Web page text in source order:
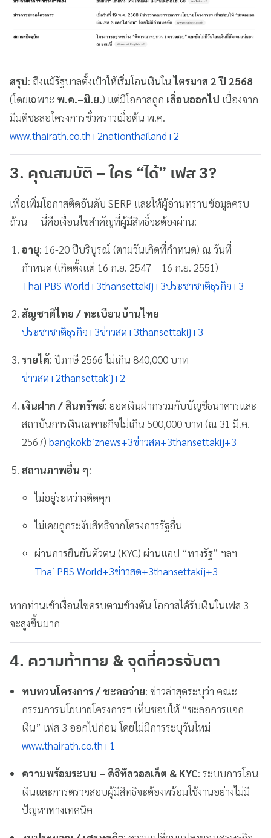
สรุป: ถึงแม้รัฐบาลตั้งเป้าให้เริ่มโอนเงินในไตรมาส 2 ปี 2568
(โดยเฉพาะ พ.ค.–มิ.ย.) แต่มีโอกาสถูก เลื่อนออกไป เนื่องจาก
มีมติชะลอโครงการชั่วคราวเมื่อต้น พ.ค.
www.thairath.co.th+2nationthailand+2
3. คุณสมบัติ – ใคร “ได้” เฟส 3?
เพื่อเพิ่มโอกาสติดอันดับ SERP และให้ผู้อ่านทราบข้อมูลครบ
ถ้วน — นี่คือเงื่อนไขสำคัญที่ผู้มีสิทธิ์จะต้องผ่าน:
อายุ: 16-20 ปีบริบูรณ์ (ตามวันเกิดที่กำหนด) ณ วันที่
กำหนด (เกิดตั้งแต่ 16 ก.ย. 2547 – 16 ก.ย. 2551)
Thai PBS World+3thansettakij+3ประชาชาติธุรกิจ+3
สัญชาติไทย / ทะเบียนบ้านไทย
ประชาชาติธุรกิจ+3ข่าวสด+3thansettakij+3
รายได้: ปีภาษี 2566 ไม่เกิน 840,000 บาท
ข่าวสด+2thansettakij+2
เงินฝาก / สินทรัพย์: ยอดเงินฝากรวมกับบัญชีธนาคารและ
สถาบันการเงินเฉพาะกิจไม่เกิน 500,000 บาท (ณ 31 มี.ค.
2567)bangkokbiznews+3ข่าวสด+3thansettakij+3
สถานภาพอื่น ๆ:
ไม่อยู่ระหว่างติดคุก
ไม่เคยถูกระงับสิทธิจากโครงการรัฐอื่น
ผ่านการยืนยันตัวตน (KYC) ผ่านแอป “ทางรัฐ” ฯลฯ
Thai PBS World+3ข่าวสด+3thansettakij+3
หากท่านเข้าเงื่อนไขครบตามข้างต้น โอกาสได้รับเงินในเฟส 3
จะสูงขึ้นมาก
4. ความท้าทาย & จุดที่ควรจับตา
ทบทวนโครงการ / ชะลอจ่าย: ข่าวล่าสุดระบุว่า คณะ
กรรมการนโยบายโครงการฯ เห็นชอบให้ “ชะลอการแจก
เงิน” เฟส 3 ออกไปก่อน โดยไม่มีการระบุวันใหม่
www.thairath.co.th+1
ความพร้อมระบบ – ดิจิทัลวอลเล็ต & KYC: ระบบการโอน
เงินและการตรวจสอบผู้มีสิทธิจะต้องพร้อมใช้งานอย่างไม่มี
ปัญหาทางเทคนิค